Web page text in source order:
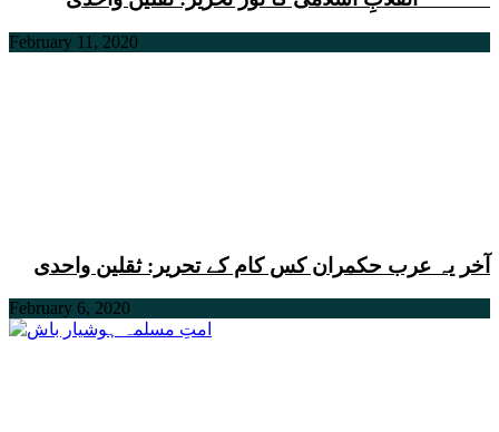
February 11, 2020
آخر یہ عرب حکمران کس کام کے تحریر: ثقلین واحدی
February 6, 2020